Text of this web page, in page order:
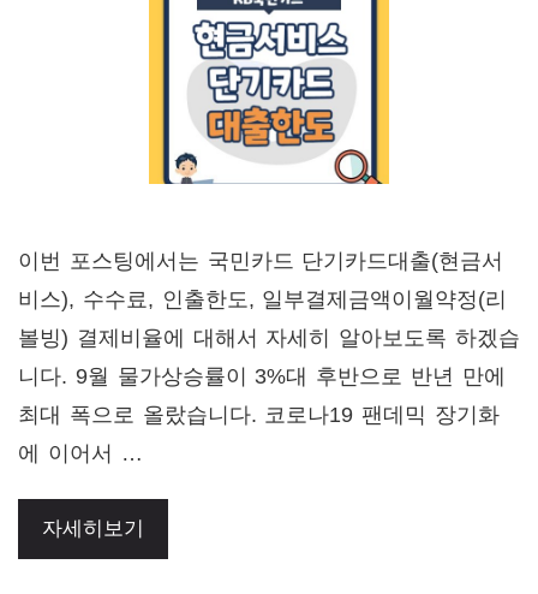
이번 포스팅에서는 국민카드 단기카드대출(현금서
비스), 수수료, 인출한도, 일부결제금액이월약정(리
볼빙) 결제비율에 대해서 자세히 알아보도록 하겠습
니다. 9월 물가상승률이 3%대 후반으로 반년 만에
최대 폭으로 올랐습니다. 코로나19 팬데믹 장기화
에 이어서 …
자세히보기